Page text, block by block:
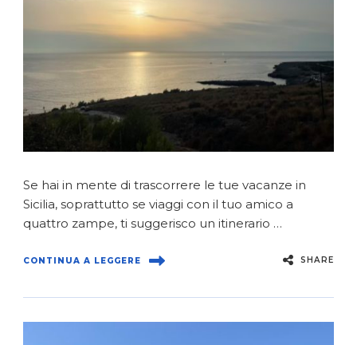
Se hai in mente di trascorrere le tue vacanze in
Sicilia, soprattutto se viaggi con il tuo amico a
quattro zampe, ti suggerisco un itinerario …
CONTINUA A LEGGERE SHARE